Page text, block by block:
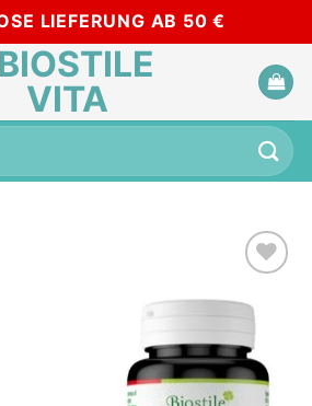
LIEFERUNG AB 50 €
wishlist